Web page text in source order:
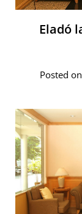
Eladó
Posted